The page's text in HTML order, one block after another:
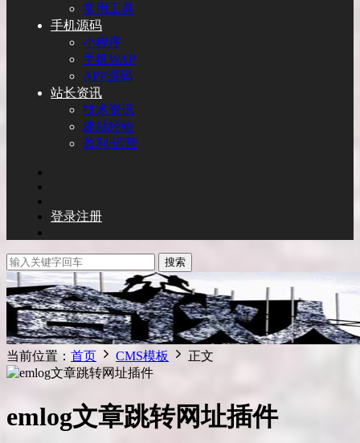
常用工具
手机源码
小程序
手机WAP
APP源码
站长资讯
技术资讯
建站经验
盈利/运营
登录注册
搜索
当前位置： 首页 CMS模板 正文
emlog文章跳转网址插件